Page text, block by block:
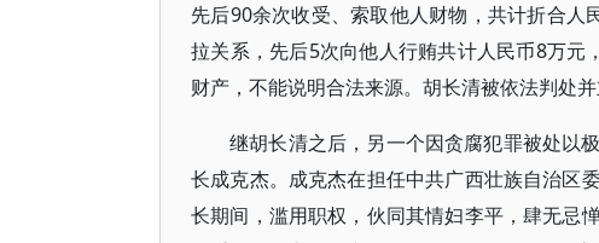
先后90余次收受、索取他人财物，共计折合
拉关系，先后5次向他人行贿共计人民币8万
财产，不能说明合法来源。胡长清被依法判处
继胡长清之后，另一个因贪腐犯罪被处以
长成克杰。成克杰在担任中共广西壮族自治区
长期间，滥用职权，伙同其情妇李平，肆无忌